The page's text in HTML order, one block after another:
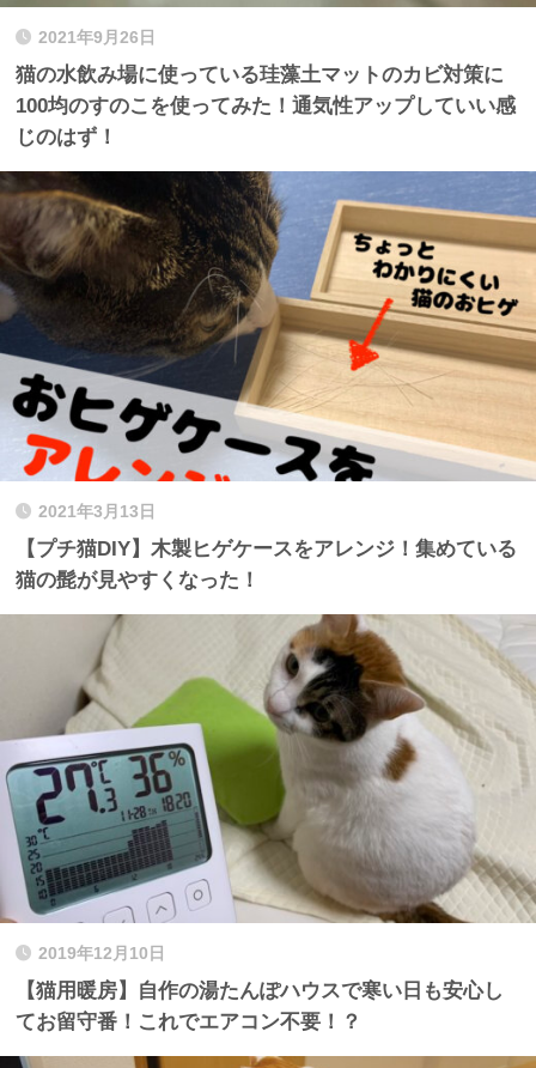
2021年9月26日
猫の水飲み場に使っている珪藻土マットのカビ対策に
100均のすのこを使ってみた！通気性アップしていい感
じのはず！
2021年3月13日
【プチ猫DIY】木製ヒゲケースをアレンジ！集めている
猫の髭が見やすくなった！
2019年12月10日
【猫用暖房】自作の湯たんぽハウスで寒い日も安心し
てお留守番！これでエアコン不要！？